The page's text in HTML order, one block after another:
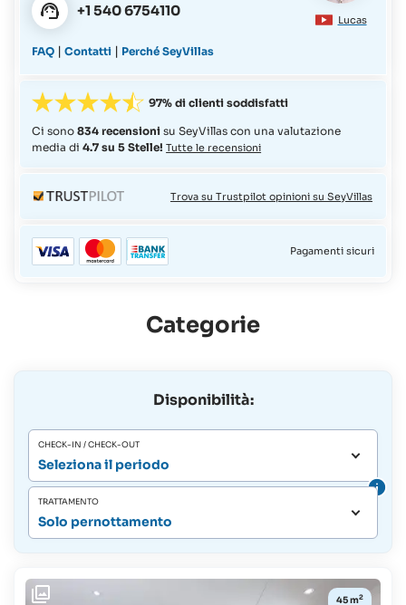
Lucas
+1 540 6754110
FAQ |Contatti | Perché SeyVillas
97% di clienti soddisfatti
Ci sono834 recensionisu SeyVillas con una valutazione
media di4.7 su 5 Stelle! Tutte le recensioni
Trova su Trustpilot opinioni su SeyVillas
Pagamenti sicuri
Categorie
Disponibilità:
CHECK-IN / CHECK-OUT
Seleziona il periodo
TRATTAMENTO
Solo pernottamento
45 m2